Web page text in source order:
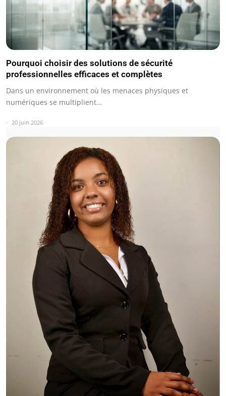
Pourquoi choisir des solutions de sécurité
professionnelles efficaces et complètes
Dans un environnement où les menaces physiques et
numériques se multiplient…
20 juin 2026